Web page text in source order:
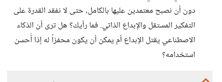
دون أن نصبح معتمدين عليها بالكامل، حتى لا نفقد القدرة على
التفكير المستقل والإبداع الذاتي. فما رأيك؟ هل ترى أن الذكاء
الاصطناعي يقتل الإبداع أم يمكن أن يكون محفزاً له إذا أُحسن
استخدامه؟